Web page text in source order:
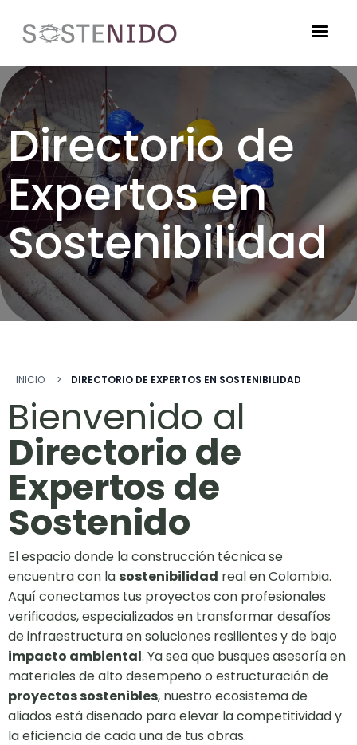
Imagen
Directorio de
Expertos en
Sostenibilidad
Ruta de
INICIO DIRECTORIO DE EXPERTOS EN SOSTENIBILIDAD
Bienvenido al
Directorio de
Expertos de
Sostenido
El espacio donde la construcción técnica se
encuentra con la sostenibilidad real en Colombia.
Aquí conectamos tus proyectos con profesionales
verificados, especializados en transformar desafíos
de infraestructura en soluciones resilientes y de bajo
impacto ambiental. Ya sea que busques asesoría en
materiales de alto desempeño o estructuración de
proyectos sostenibles, nuestro ecosistema de
aliados está diseñado para elevar la competitividad y
la eficiencia de cada una de tus obras.